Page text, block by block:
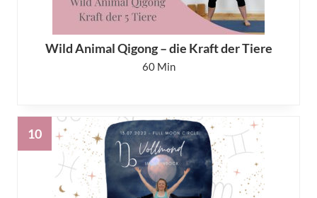
Wild Animal Qigong – die Kraft der Tiere
60